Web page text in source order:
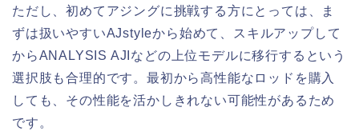
ただし、初めてアジングに挑戦する方にとっては、ま
ずは扱いやすいAJstyleから始めて、スキルアップして
からANALYSIS AJIなどの上位モデルに移行するという
選択肢も合理的です。最初から高性能なロッドを購入
しても、その性能を活かしきれない可能性があるため
です。